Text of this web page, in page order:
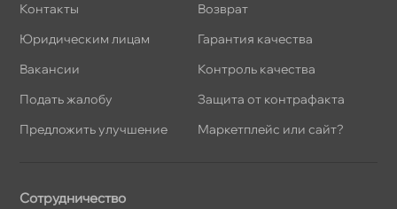
Контакты
Юридическим лицам
акансии
Подать жалобу
Предложить улучшение
озврат
Гарантия качества
Контроль качества
Защита от контрафакта
Маркетплейс или сайт?
Сотрудничество